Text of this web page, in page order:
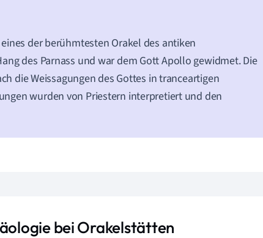
der berühmtesten Orakel des antiken
des Parnass und war dem Gott Apollo gewidmet. Die
die Weissagungen des Gottes in tranceartigen
wurden von Priestern interpretiert und den
bei Orakelstätten